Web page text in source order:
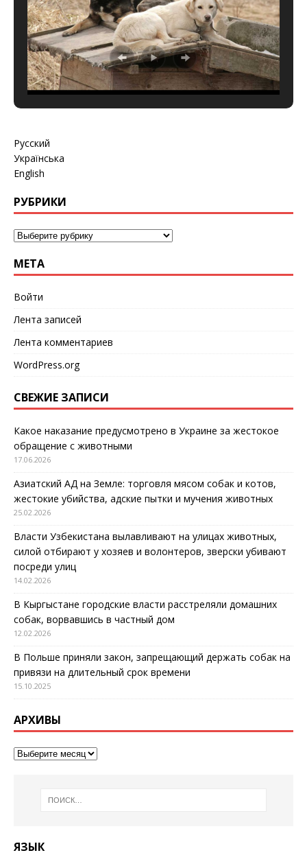
Русский
Українська
English
РУБРИКИ
МЕТА
Войти
Лента записей
Лента комментариев
WordPress.org
СВЕЖИЕ ЗАПИСИ
Какое наказание предусмотрено в Украине за жестокое
обращение с животными
17.06.2026
Азиатский АД на Земле: торговля мясом собак и котов,
жестокие убийства, адские пытки и мучения животных
25.02.2026
Власти Узбекистана вылавливают на улицах животных,
силой отбирают у хозяев и волонтеров, зверски убивают
посреди улиц
14.02.2026
В Кыргыстане городские власти расстреляли домашних
собак, ворвавшись в частный дом
12.02.2026
В Польше приняли закон, запрещающий держать собак на
привязи на длительный срок времени
15.10.2025
АРХИВЫ
ЯЗЫК